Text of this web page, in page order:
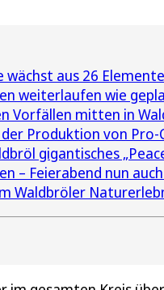
wächst aus 26
weiterlaufen wie
Vorfällen mitten in
Produktion von Pro-
gigantisches
– Feierabend nun
Waldbröler